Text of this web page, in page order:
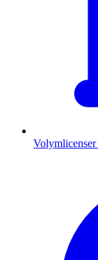
Volymlicenser